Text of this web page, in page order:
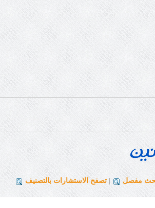
مفصل | تصفح الاستشارات بالتصنيف